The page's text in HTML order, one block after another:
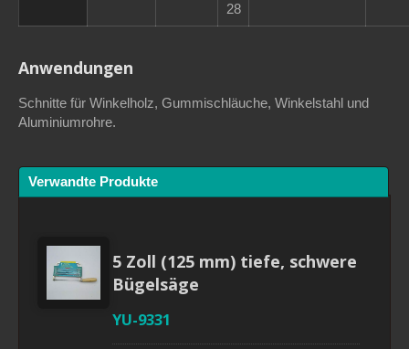
28
Anwendungen
Schnitte für Winkelholz, Gummischläuche, Winkelstahl und
Aluminiumrohre.
Verwandte Produkte
5 Zoll (125 mm) tiefe, schwere
Bügelsäge
YU-9331